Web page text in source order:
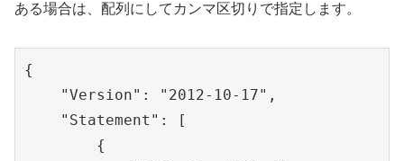
ある場合は、配列にしてカンマ区切りで指定します。
{
    "Version": "2012-10-17",
    "Statement": [
        {